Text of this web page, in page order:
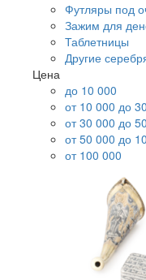
Футляры под
Зажим для
Таблетницы
Другие
Цена
до 10 000
от 10 000 до
от 30 000 до
от 50 000 до
от 100 000